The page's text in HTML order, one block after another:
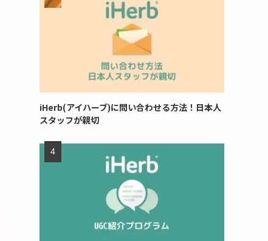
iHerb(アイハーブ)に問い合わせる方法！日本人
スタッフが親切